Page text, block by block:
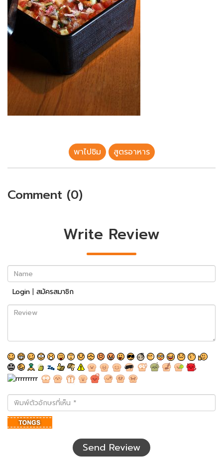
พาไปชิม สูตรอาหาร
Comment (0)
Write Review
Name
Login | สมัครสมาชิก
Review
พิมพ์
ตัว
อักษร
ที่
Send Review